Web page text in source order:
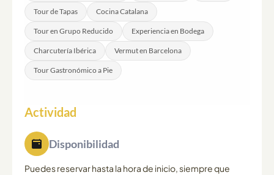
Tour de Tapas Cocina Catalana
Tour en Grupo Reducido Experiencia en Bodega
Charcutería Ibérica Vermut en Barcelona
Tour Gastronómico a Pie
Actividad
Disponibilidad
Puedes reservar hasta la hora de inicio, siempre que